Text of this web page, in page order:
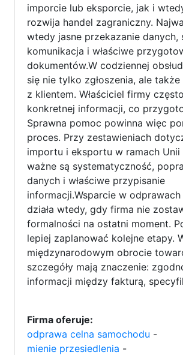
imporcie lub eksporcie, jak i
rozwija handel zagraniczny.
wtedy jasne przekazanie danych,
komunikacja i właściwe
dokumentów.W codziennej
się nie tylko zgłoszenia, ale
z klientem. Właściciel firmy
konkretnej informacji, co
Sprawna pomoc powinna więc
proces. Przy zestawieniach
importu i eksportu w ramach
ważne są systematyczność,
danych i właściwe przypisanie
informacji.Wsparcie w odprawach
działa wtedy, gdy firma nie
formalności na ostatni moment.
lepiej zaplanować kolejne etapy.
międzynarodowym obrocie
szczegóły mają znaczenie:
informacji między fakturą,
Firma oferuje:
odprawa celna samochodu -
mienie przesiedlenia -